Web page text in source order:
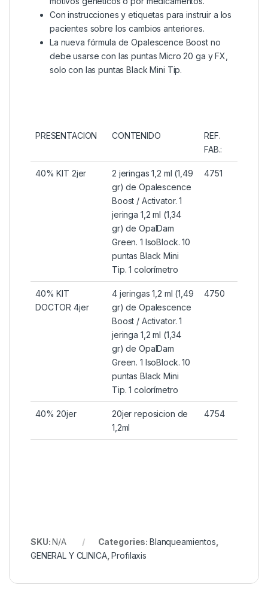
Con instrucciones y etiquetas para instruir a los
pacientes sobre los cambios anteriores.
La nueva fórmula de Opalescence Boost no
debe usarse con las puntas Micro 20 ga y FX,
solo con las puntas Black Mini Tip.
PRESENTACION CONTENIDO
REF.
FAB.:
40% KIT 2jer
2 jeringas 1,2 ml (1,49
gr) de Opalescence
Boost / Activator. 1
jeringa 1,2 ml (1,34
gr) de OpalDam
Green. 1 IsoBlock. 10
puntas Black Mini
Tip. 1 colorímetro
4751
40% KIT
DOCTOR 4jer
4 jeringas 1,2 ml (1,49
gr) de Opalescence
Boost / Activator. 1
jeringa 1,2 ml (1,34
gr) de OpalDam
Green. 1 IsoBlock. 10
puntas Black Mini
Tip. 1 colorímetro
4750
40% 20jer
20jer reposicion de
1,2ml
4754
SKU:N/A Categories: Blanqueamientos
GENERAL Y CLINICA,Profilaxis